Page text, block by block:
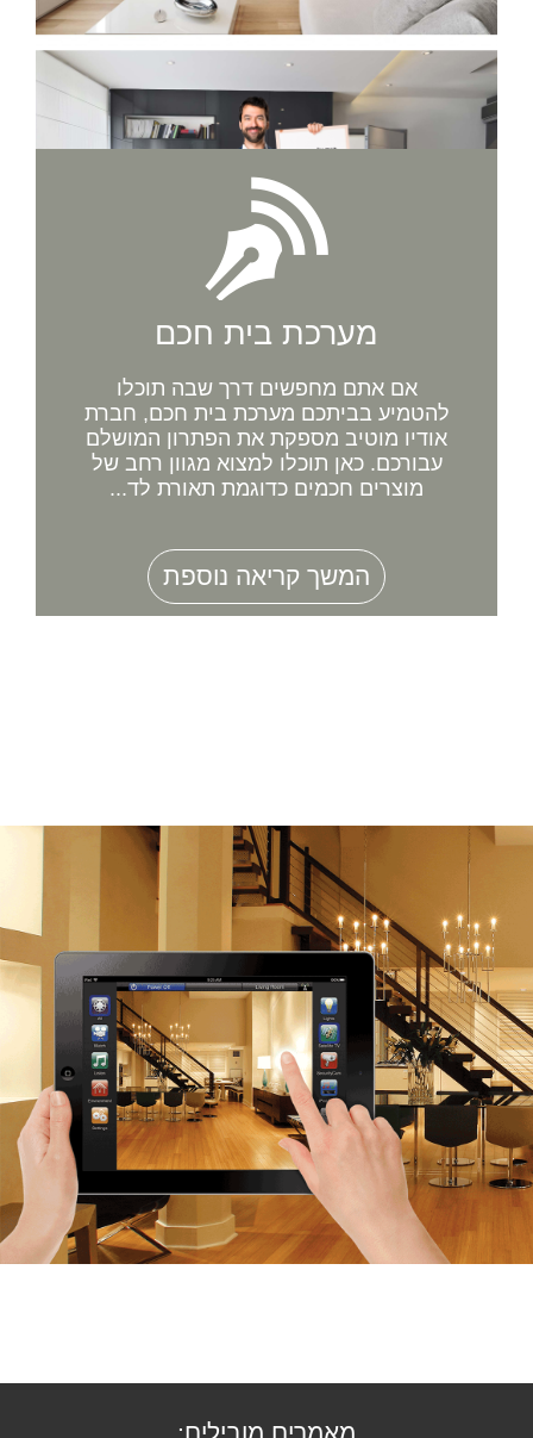
מערכת בית חכם
אם אתם מחפשים דרך שבה תוכלו
להטמיע בביתכם מערכת בית חכם, חברת
אודיו מוטיב מספקת את הפתרון המושלם
עבורכם. כאן תוכלו למצוא מגוון רחב של
מוצרים חכמים כדוגמת תאורת לד...
המשך קריאה נוספת
מאמרים מובילים: